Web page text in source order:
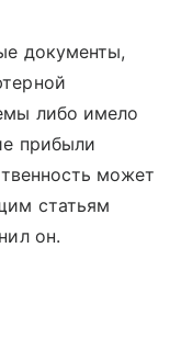
документы,
либо имело
прибыли
может
статьям
он.